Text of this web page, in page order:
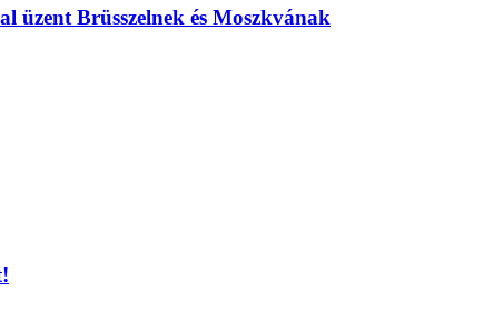
üzent Brüsszelnek és Moszkvának